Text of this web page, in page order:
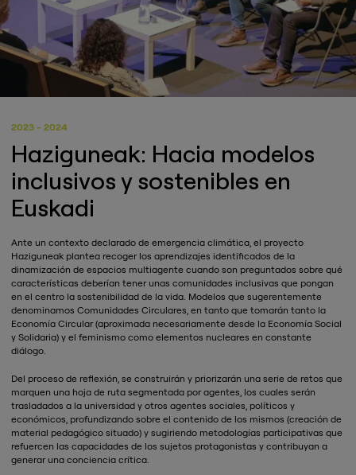
2023 - 2024
Haziguneak: Hacia modelos
inclusivos y sostenibles en
Euskadi
Ante un contexto declarado de emergencia climática, el proyecto
Haziguneak plantea recoger los aprendizajes identificados de la
dinamización de espacios multiagente cuando son preguntados sobre qué
características deberían tener unas comunidades inclusivas que pongan
en el centro la sostenibilidad de la vida. Modelos que sugerentemente
denominamos Comunidades Circulares, en tanto que tomarán tanto la
Economía Circular (aproximada necesariamente desde la Economía Social
y Solidaria) y el feminismo como elementos nucleares en constante
diálogo.
Del proceso de reflexión, se construirán y priorizarán una serie de retos que
marquen una hoja de ruta segmentada por agentes, los cuales serán
trasladados a la universidad y otros agentes sociales, políticos y
económicos, profundizando sobre el contenido de los mismos (creación de
material pedagógico situado) y sugiriendo metodologías participativas que
refuercen las capacidades de los sujetos protagonistas y contribuyan a
generar una conciencia crítica.